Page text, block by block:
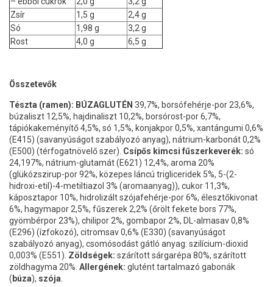
Zsír
1,5 g
2,4 g
Só
1,98 g
3,2 g
Rost
4,0 g 6,5 g
Összetevők
Tészta (ramen): BÚZAGLUTÉN 39,7%, borsófehérje-por 23,6%,
búzaliszt 12,5%, hajdinaliszt 10,2%, borsórost-por 6,7%,
tápiókakeményítő 4,5%, só 1,5%, konjakpor 0,5%, xantángumi 0,6%
(E415) (savanyúságot szabályozó anyag), nátrium-karbonát 0,2%
(E500) (térfogatnövelő szer). Csípős kimcsi fűszerkeverék: só
24,197%, nátrium-glutamát (E621) 12,4%, aroma 20%
(glükózszirup-por 92%, közepes láncú trigliceridek 5%, 5-(2-
hidroxi-etil)-4-metiltiazol 3% (aromaanyag)), cukor 11,3%,
káposztapor 10%, hidrolizált szójafehérje-por 6%, élesztőkivonat
6%, hagymapor 2,5%, fűszerek 2,2% (őrölt fekete bors 77%,
gyömbérpor 23%), chilipor 2%, gombapor 2%, DL-almasav 0,8%
(E296) (ízfokozó), citromsav 0,6% (E330) (savanyúságot
szabályozó anyag), csomósodást gátló anyag: szilícium-dioxid
0,003% (E551). Zöldségek: szárított sárgarépa 80%, szárított
zöldhagyma 20%. Allergének: glutént tartalmazó gabonák
(búza), szója.